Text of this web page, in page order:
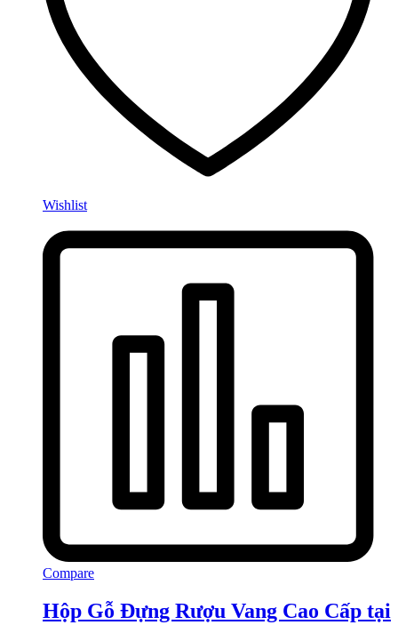
Wishlist
Compare
Hộp Gỗ Đựng Rượu Vang Cao Cấp tại